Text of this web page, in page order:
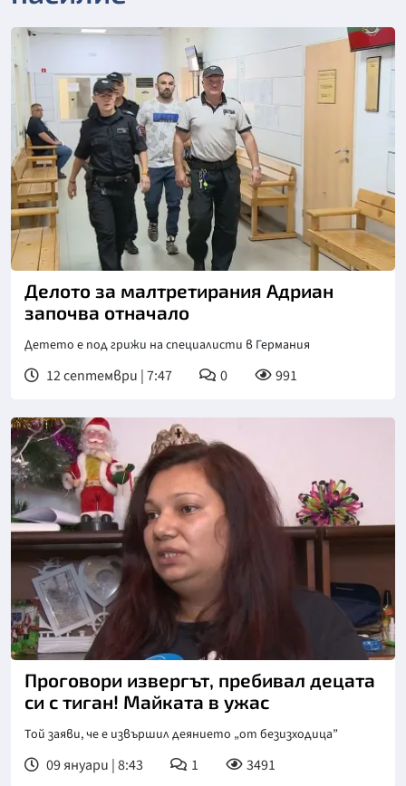
Снимка: БНТ, архив
Делото за малтретирания Адриан
започва отначало
Детето е под грижи на специалисти в Германия
12 септември | 7:47 0 991
Снимка: Нова телевизия
Проговори извергът, пребивал децата
си с тиган! Майката в ужас
Той заяви, че е извършил деянието „от безизходица”
09 януари | 8:43 1 3491